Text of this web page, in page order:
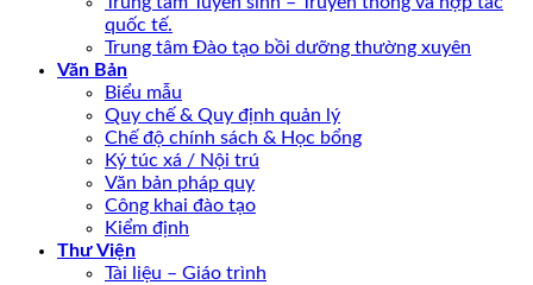
quốc tế.
Trung tâm Đào tạo bồi dưỡng thường xuyên
Văn Bản
Biểu mẫu
Quy chế & Quy định quản lý
Chế độ chính sách & Học bổng
Ký túc xá / Nội trú
Văn bản pháp quy
Công khai đào tạo
Kiểm định
Thư Viện
Tài liệu – Giáo trình